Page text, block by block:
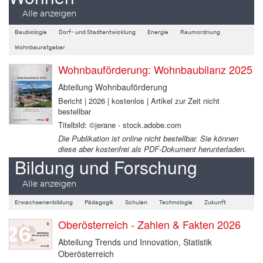
Alle anzeigen
Baubiologie Dorf- und Stadtentwicklung Energie Raumordnung
Wohnbauratgeber
Wohnbauförderung: Wohnbaubilanz 2025
Abteilung Wohnbauförderung
Bericht | 2026 | kostenlos | Artikel zur Zeit nicht
bestellbar
Titelbild: ©jerane - stock.adobe.com
Die Publikation ist online nicht bestellbar. Sie können
diese aber kostenfrei als PDF-Dokument herunterladen.
Bildung und Forschung
Alle anzeigen
Erwachsenenbildung Pädagogik Schulen Technologie Zukunft
Oberösterreich - Zahlen & Fakten 2026
Abteilung Trends und Innovation, Statistik
Oberösterreich